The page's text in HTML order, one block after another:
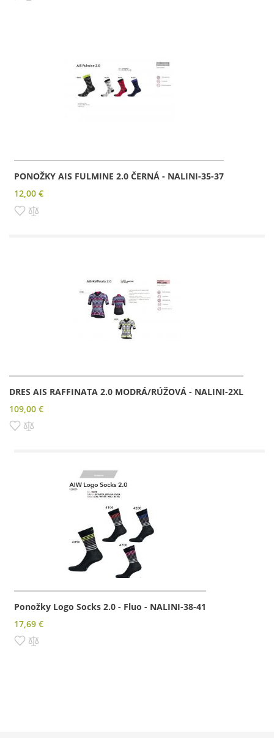
PONOŽKY AIS FULMINE 2.0 ČERNÁ - NALINI-35-37
12,00 €
Pridať do zoznamu prianí
DRES AIS RAFFINATA 2.0 MODRÁ/RÚŽOVÁ - NALINI-2XL
109,00 €
Pridať do zoznamu prianí
Ponožky Logo Socks 2.0 - Fluo - NALINI-38-41
17,69 €
Pridať do zoznamu prianí